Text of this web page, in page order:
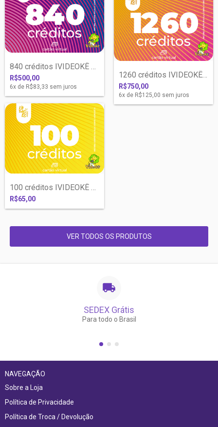
840 créditos IVIDEOKÊ com liberação IMED...
R$500,00
6x de R$83,33 sem juros
1260 créditos IVIDEOKÊ com liberação IME...
R$750,00
6x de R$125,00 sem juros
100 créditos IVIDEOKÊ com liberação IMED...
R$65,00
VER TODOS OS PRODUTOS
SEDEX Grátis
Para todo o Brasil
NAVEGAÇÃO
Sobre a Loja
Política de Privacidade
Política de Troca / Devolução